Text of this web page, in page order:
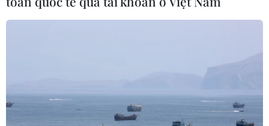
39411348
vietnamplus2008@gmail.com